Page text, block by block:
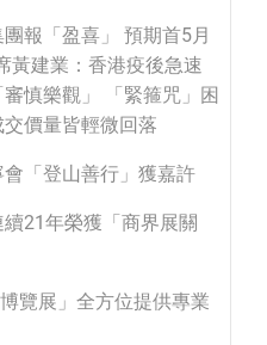
報「盈喜」 預期首5月
黃建業：香港疫後急速
審慎樂觀」 「緊箍咒」困
價量皆輕微回落
「登山善行」獲嘉許
21年榮獲「商界展關
覽展」全方位提供專業